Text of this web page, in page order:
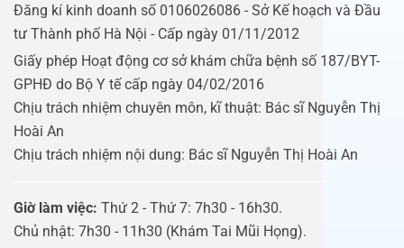
Đăng kí kinh doanh số 0106026086 - Sở Kế hoạch và Đầu
tư Thành phố Hà Nội - Cấp ngày 01/11/2012
Giấy phép Hoạt động cơ sở khám chữa bệnh số 187/BYT-
GPHĐ do Bộ Y tế cấp ngày 04/02/2016
Chịu trách nhiệm chuyên môn, kĩ thuật: Bác sĩ Nguyễn Thị
Hoài An
Chịu trách nhiệm nội dung: Bác sĩ Nguyễn Thị Hoài An
Giờ làm việc: Thứ 2 - Thứ 7: 7h30 - 16h30.
Chủ nhật: 7h30 - 11h30 (Khám Tai Mũi Họng).